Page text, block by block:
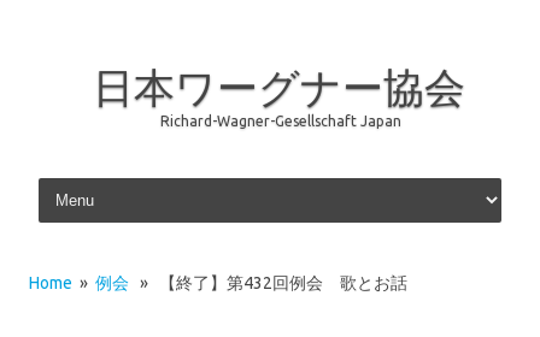
日本ワーグナー協会
Richard-Wagner-Gesellschaft Japan
Skip to content
Home » 例会 » 【終了】第432回例会 歌とお話